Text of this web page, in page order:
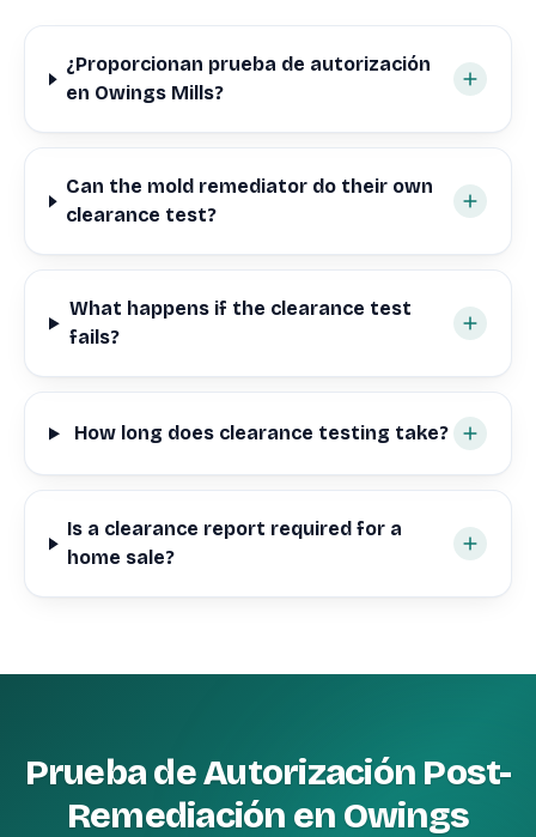
¿Proporcionan prueba de autorización
en Owings Mills?
Can the mold remediator do their own
clearance test?
What happens if the clearance test
fails?
How long does clearance testing take?
Is a clearance report required for a
home sale?
Prueba de Autorización Post-
Remediación en Owings